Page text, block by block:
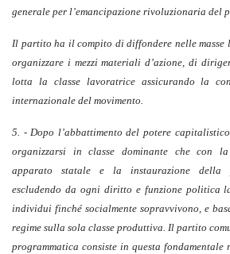
generale per l’emancipazione rivoluzionaria del
Il partito ha il compito di diffondere nelle
organizzare i mezzi materiali d’azione, di
lotta la classe lavoratrice assicurando la
internazionale del movimento.
5. - Dopo l’abbattimento del potere
organizzarsi in classe dominante che con
apparato statale e la instaurazione della
escludendo da ogni diritto e funzione politica
individui finché socialmente sopravvivono, e
regime sulla sola classe produttiva. Il partito
programmatica consiste in questa fondamentale